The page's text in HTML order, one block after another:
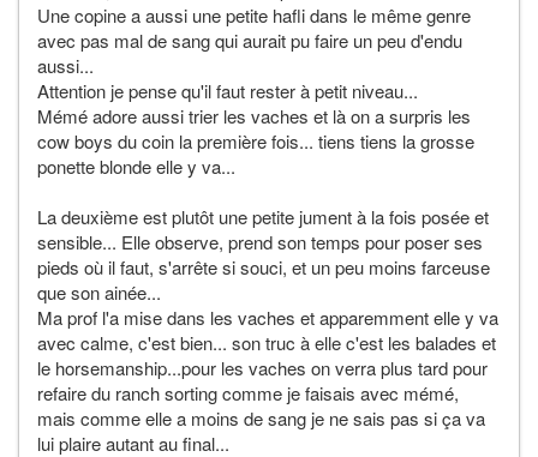
Une copine a aussi une petite hafli dans le même genre
avec pas mal de sang qui aurait pu faire un peu d'endu
aussi...
Attention je pense qu'il faut rester à petit niveau...
Mémé adore aussi trier les vaches et là on a surpris les
cow boys du coin la première fois... tiens tiens la grosse
ponette blonde elle y va...
La deuxième est plutôt une petite jument à la fois posée et
sensible... Elle observe, prend son temps pour poser ses
pieds où il faut, s'arrête si souci, et un peu moins farceuse
que son ainée...
Ma prof l'a mise dans les vaches et apparemment elle y va
avec calme, c'est bien... son truc à elle c'est les balades et
le horsemanship...pour les vaches on verra plus tard pour
refaire du ranch sorting comme je faisais avec mémé,
mais comme elle a moins de sang je ne sais pas si ça va
lui plaire autant au final...